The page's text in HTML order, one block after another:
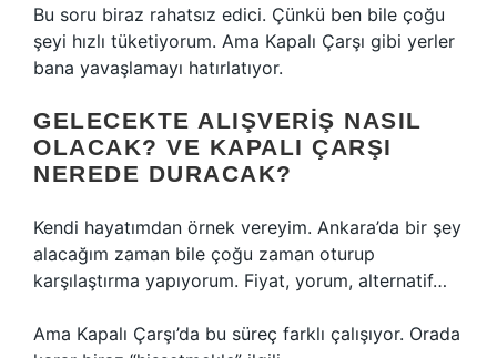
Bu soru biraz rahatsız edici. Çünkü ben bile çoğu
şeyi hızlı tüketiyorum. Ama Kapalı Çarşı gibi yerler
bana yavaşlamayı hatırlatıyor.
GELECEKTE ALIŞVERIŞ NASIL
OLACAK? VE KAPALI ÇARŞI
NEREDE DURACAK?
Kendi hayatımdan örnek vereyim. Ankara’da bir şey
alacağım zaman bile çoğu zaman oturup
karşılaştırma yapıyorum. Fiyat, yorum, alternatif…
Ama Kapalı Çarşı’da bu süreç farklı çalışıyor. Orada